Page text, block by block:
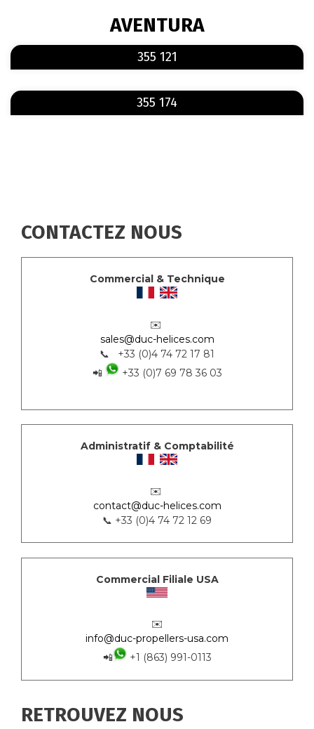
AVENTURA
355 121
355 174
CONTACTEZ NOUS
Commercial & Technique
✉️
sales@duc-helices.com
📞 +33 (0)4 74 72 17 81
📲
+33 (0)7 69 78 36 03
Administratif & Comptabilité
✉️
contact@duc-helices.com
📞 +33 (0)4 74 72 12 69
Commercial Filiale USA
✉️
info@duc-propellers-usa.com
📲
+1 (863) 991-0113
RETROUVEZ NOUS